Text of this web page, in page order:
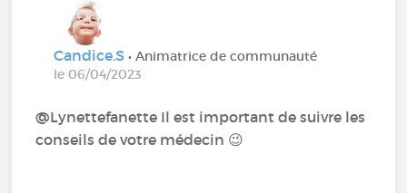
Candice.S• Animatrice de communauté
le 06/04/2023
@Lynettefanette Il est important de suivre les
conseils de votre médecin 😉